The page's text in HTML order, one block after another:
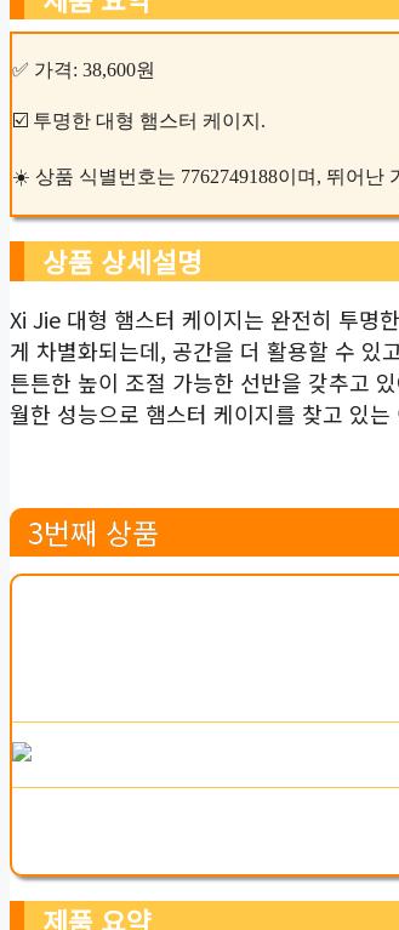
✅ 가격: 38,600원
☑️ 투명한 대형 햄스터 케이지.
☀️ 상품 식별번호는 7762749188이며, 뛰어난
상품 상세설명
Xi Jie 대형 햄스터 케이지는 완전히 투명
게 차별화되는데, 공간을 더 활용할 수 있
튼튼한 높이 조절 가능한 선반을 갖추고
월한 성능으로 햄스터 케이지를 찾고 있
3번째 상품
제품 요약